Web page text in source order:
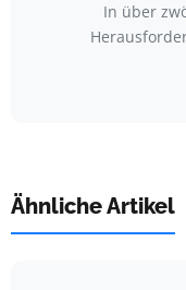
In über
Ähnliche Artikel